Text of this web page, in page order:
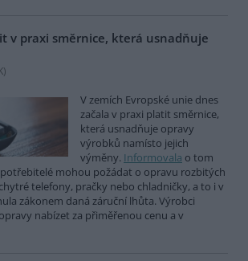
v praxi směrnice, která usnadňuje
)
V zemích Evropské unie dnes
začala v praxi platit směrnice,
která usnadňuje opravy
výrobků namísto jejich
výměny. Informovala o tom
mohou požádat o opravu rozbitých
telefony, pračky nebo chladničky, a to i v
zákonem daná záruční lhůta. Výrobci
nabízet za přiměřenou cenu a v